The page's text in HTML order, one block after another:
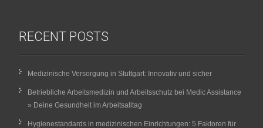
RECENT POSTS
Medizinische Versorgung in Stuttgart: Innovativ und sicher
Betriebliche Arbeitsmedizin und Arbeitsschutz bei Medic Assistance
» Deine Gesundheit im Arbeitsalltag
Hygienestandards in medizinischen Einrichtungen: 5 Faktoren für